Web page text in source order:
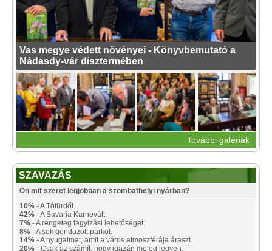
Vas megye védett növényei - Könyvbemutató a
Nádasdy-vár dísztermében
További galériák
SZAVAZÁS
Ön mit szeret legjobban a szombathelyi nyárban?
10% - A Tófürdőt.
42% - A Savaria Karnevált.
7% - A rengeteg fagyizási lehetőséget.
8% - A sok gondozott parkot.
14% - A nyugalmat, amit a város atmoszférája áraszt.
20% - Csak az számít, hogy igazán meleg legyen.